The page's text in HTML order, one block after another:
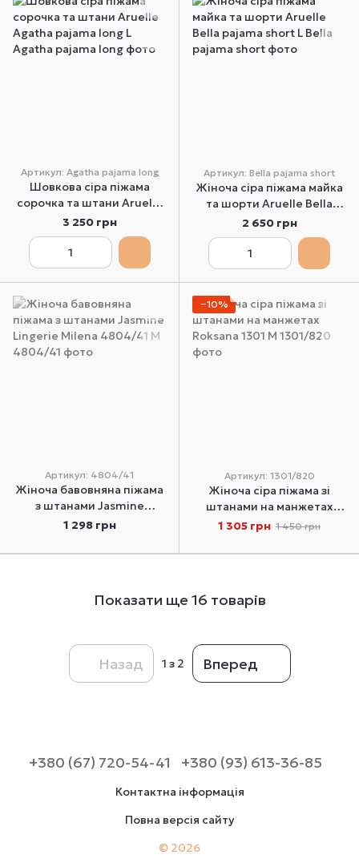
Артикул: Agatha pajama long
Шовкова сіра піжама
сорочка та штани Aruelle
Agatha pajama long L
3 250 грн
Артикул: Bella pajama short
Жіноча сіра піжама майка
та шорти Aruelle Bella
pajama short L
2 650 грн
Артикул: 4804/41
Жіноча бавовняна піжама
з штанами Jasmine
Lingerie Milena 4804/41 M
1 298 грн
−10%
Артикул: 1301/820
Жіноча сіра піжама зі
штанами на манжетах
Roksana 1301 M
1 305 грн 1 450 грн
Показати ще 16 товарів
Назад 1 з 2 Вперед
+380 (67) 720-54-41 +380 (93) 613-36-85
Контактна інформація
Повна версія сайту
© 2026